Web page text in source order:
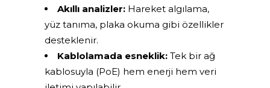
Akıllı analizler: Hareket algılama,
yüz tanıma, plaka okuma gibi özellikler
desteklenir.
Kablolamada esneklik: Tek bir ağ
kablosuyla (PoE) hem enerji hem veri